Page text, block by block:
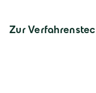
Zur